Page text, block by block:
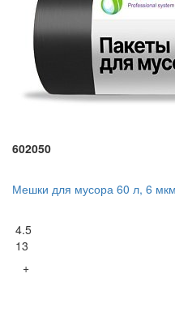
602050
Мешки для мусора 60 л, 6
4.5
13
+